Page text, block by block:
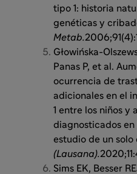
tipo 1: historia
genéticas y
Metab.
Głowińska-
Panas P, et al.
ocurrencia de
adicionales en el
1 entre los niños y
diagnosticados en
estudio de un solo
(Lausana).
Sims EK, Besser